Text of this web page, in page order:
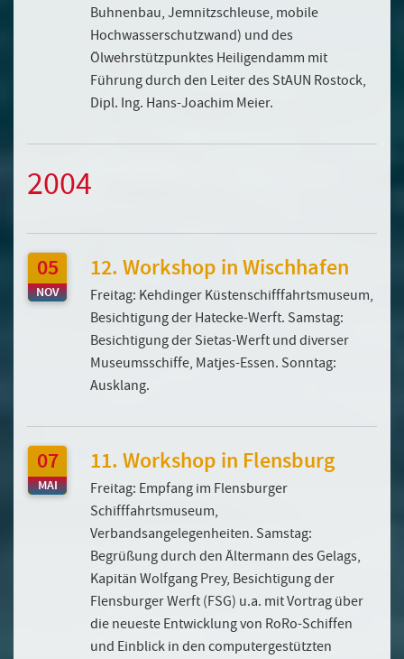
Buhnenbau, Jemnitzschleuse, mobile
Hochwasserschutzwand) und des
Ölwehrstützpunktes Heiligendamm mit
Führung durch den Leiter des StAUN Rostock,
Dipl. Ing. Hans-Joachim Meier.
2004
05
NOV
12. Workshop in Wischhafen
Freitag: Kehdinger Küstenschifffahrtsmuseum,
Besichtigung der Hatecke-Werft. Samstag:
Besichtigung der Sietas-Werft und diverser
Museumsschiffe, Matjes-Essen. Sonntag:
Ausklang.
07
MAI
11. Workshop in Flensburg
Freitag: Empfang im Flensburger
Schifffahrtsmuseum,
Verbandsangelegenheiten. Samstag:
Begrüßung durch den Ältermann des Gelags,
Kapitän Wolfgang Prey, Besichtigung der
Flensburger Werft (FSG) u.a. mit Vortrag über
die neueste Entwicklung von RoRo-Schiffen
und Einblick in den computergestützten